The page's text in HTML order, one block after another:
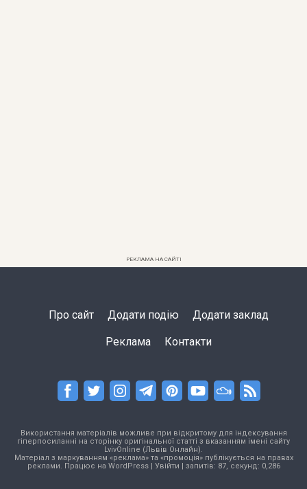
РЕКЛАМА НА САЙТІ
Про сайт Додати подію Додати заклад
Реклама Контакти
Використання матеріалів можливе при відкритому для індексування
гіперпосиланні на сторінку оригінальної статті з вказанням імені сайту
LvivOnline (Львів Онлайн).
Матеріал з маркуванням «реклама» та «промоція» публікується на правах
реклами. Працює на WordPress| Увійти | запитів: 87, секунд: 0,286